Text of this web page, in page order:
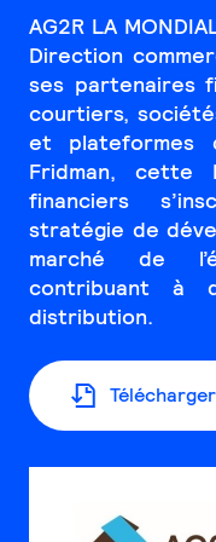
AG2R LA
Direction
ses partenaires
courtiers,
et plateformes
Fridman, cette
financiers
stratégie de
marché de
contribuant à
distribution.